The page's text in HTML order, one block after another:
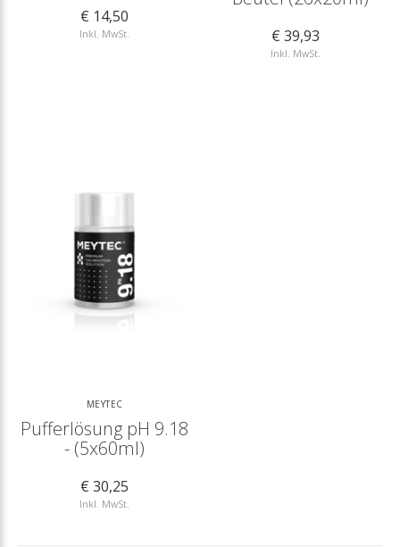
€ 14,50
Inkl. MwSt. € 39,93
Inkl. MwSt.
MEYTEC
Pufferlösung pH 9.18
- (5x60ml)
€ 30,25
Inkl. MwSt.